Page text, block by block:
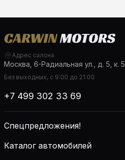
Адрес салона
Москва, 6-Радиальная ул., д. 5, к. 5
Без выходных, с 9:00 до 21:00
+7 499 302 33 69
Спецпредложения!
Каталог автомобилей